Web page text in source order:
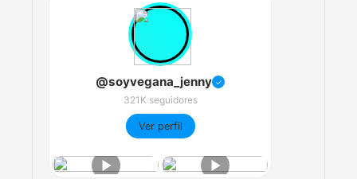
@soyvegana_jenny ✓
321K seguidores
Ver perfil